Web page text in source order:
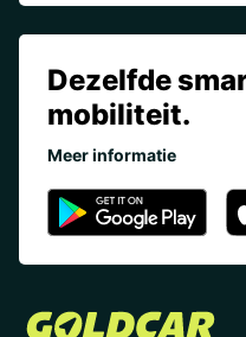
Dezelfde
mobiliteit.
Meer informatie